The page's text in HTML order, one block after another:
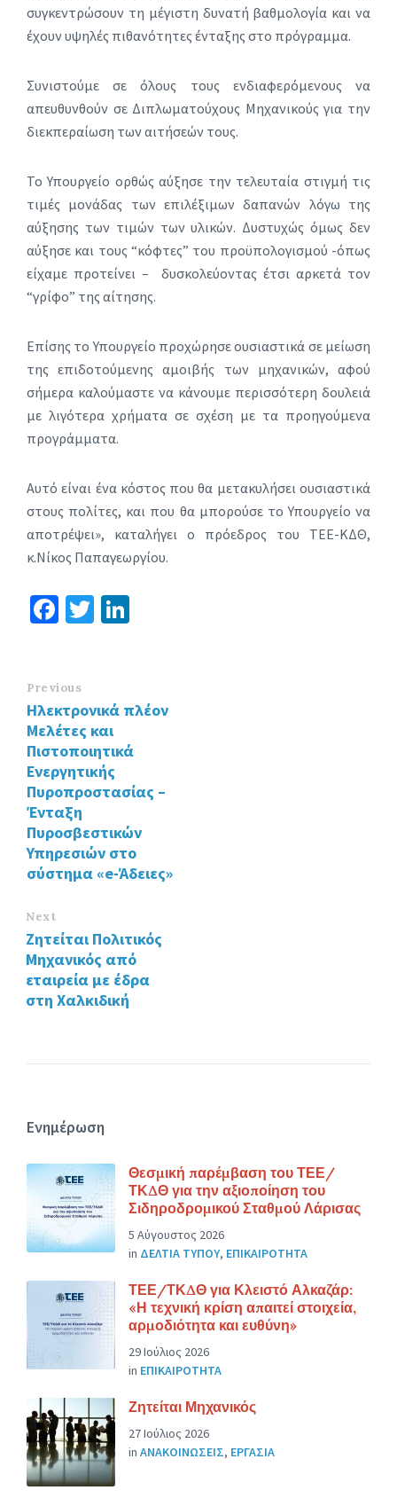
συγκεντρώσουν τη μέγιστη δυνατή βαθμολογία και να
έχουν υψηλές πιθανότητες ένταξης στο πρόγραμμα.
Συνιστούμε σε όλους τους ενδιαφερόμενους να
απευθυνθούν σε Διπλωματούχους Μηχανικούς για την
διεκπεραίωση των αιτήσεών τους.
Το Υπουργείο ορθώς αύξησε την τελευταία στιγμή τις
τιμές μονάδας των επιλέξιμων δαπανών λόγω της
αύξησης των τιμών των υλικών. Δυστυχώς όμως δεν
αύξησε και τους “κόφτες” του προϋπολογισμού -όπως
είχαμε προτείνει – δυσκολεύοντας έτσι αρκετά τον
“γρίφο” της αίτησης.
Επίσης το Υπουργείο προχώρησε ουσιαστικά σε μείωση
της επιδοτούμενης αμοιβής των μηχανικών, αφού
σήμερα καλούμαστε να κάνουμε περισσότερη δουλειά
με λιγότερα χρήματα σε σχέση με τα προηγούμενα
προγράμματα.
Αυτό είναι ένα κόστος που θα μετακυλήσει ουσιαστικά
στους πολίτες, και που θα μπορούσε το Υπουργείο να
αποτρέψει», καταλήγει ο πρόεδρος του ΤΕΕ-ΚΔΘ,
κ.Νίκος Παπαγεωργίου.
Fa
o
o
k
T
er
dI
n
Previous
Ηλεκτρονικά πλέον
Μελέτες και
Πιστοποιητικά
Ενεργητικής
Πυροπροστασίας –
Ένταξη
Πυροσβεστικών
Υπηρεσιών στο
σύστημα «e-Άδειες»
Next
Ζητείται Πολιτικός
Μηχανικός από
εταιρεία με έδρα
στη Χαλκιδική
Ενημέρωση
Θεσμική παρέμβαση του ΤΕΕ/
ΤΚΔΘ για την αξιοποίηση του
Σιδηροδρομικού Σταθμού Λάρισας
5 Αύγουστος 2026
in ΔΕΛΤΙΑ ΤΥΠΟΥ, ΕΠΙΚΑΙΡΟΤΗΤΑ
ΤΕΕ/ΤΚΔΘ για Κλειστό Αλκαζάρ:
«Η τεχνική κρίση απαιτεί στοιχεία,
αρμοδιότητα και ευθύνη»
29 Ιούλιος 2026
in ΕΠΙΚΑΙΡΟΤΗΤΑ
Ζητείται Μηχανικός
27 Ιούλιος 2026
in ΑΝΑΚΟΙΝΩΣΕΙΣ, ΕΡΓΑΣΙΑ